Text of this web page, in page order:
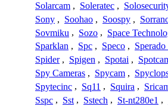
Solarcam , Soleratec ,
Sony , Soohao , Soospy ,
Sovmiku , Sozo , Space
Sparklan , Spc , Speco ,
Spider , Spigen , Spotai ,
Spy Cameras , Spycam ,
Spytecinc , Sq11 , Squira ,
Sspc , Sst , Sstech , St-nt280e1 ,